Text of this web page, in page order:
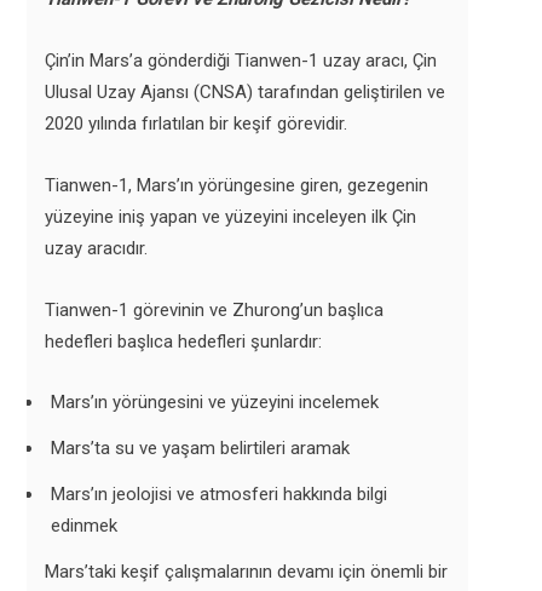
Çin’in Mars’a gönderdiği Tianwen-1 uzay aracı, Çin
Ulusal Uzay Ajansı (CNSA) tarafından geliştirilen ve
2020 yılında fırlatılan bir keşif görevidir.
Tianwen-1, Mars’ın yörüngesine giren, gezegenin
yüzeyine iniş yapan ve yüzeyini inceleyen ilk Çin
uzay aracıdır.
Tianwen-1 görevinin ve Zhurong’un başlıca
hedefleri başlıca hedefleri şunlardır:
Mars’ın yörüngesini ve yüzeyini incelemek
Mars’ta su ve yaşam belirtileri aramak
Mars’ın jeolojisi ve atmosferi hakkında bilgi
edinmek
Mars’taki keşif çalışmalarının devamı için önemli bir